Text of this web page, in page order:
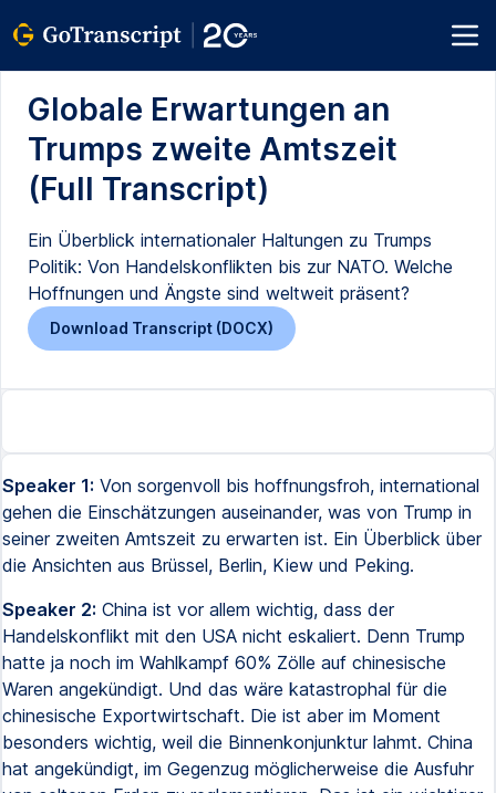
Globale Erwartungen an
Trumps zweite Amtszeit
(Full Transcript)
Ein Überblick internationaler Haltungen zu Trumps
Politik: Von Handelskonflikten bis zur NATO. Welche
Hoffnungen und Ängste sind weltweit präsent?
Download Transcript (DOCX)
Speaker 1: Von sorgenvoll bis hoffnungsfroh, international
gehen die Einschätzungen auseinander, was von Trump in
seiner zweiten Amtszeit zu erwarten ist. Ein Überblick über
die Ansichten aus Brüssel, Berlin, Kiew und Peking.
Speaker 2: China ist vor allem wichtig, dass der
Handelskonflikt mit den USA nicht eskaliert. Denn Trump
hatte ja noch im Wahlkampf 60% Zölle auf chinesische
Waren angekündigt. Und das wäre katastrophal für die
chinesische Exportwirtschaft. Die ist aber im Moment
besonders wichtig, weil die Binnenkonjunktur lahmt. China
hat angekündigt, im Gegenzug möglicherweise die Ausfuhr